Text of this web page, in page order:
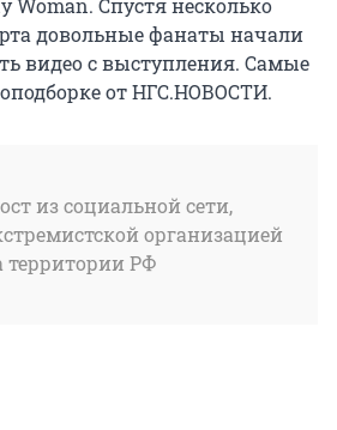
Woman. Спустя несколько
довольные фанаты начали
видео с выступления. Самые
от НГС.НОВОСТИ.
из социальной сети,
организацией
территории РФ